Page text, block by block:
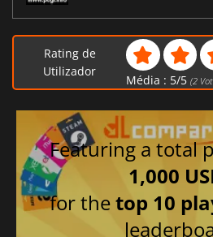
Rating de
Utilizador
Média : 5/5 (2
Featuring a total
1,000
for thetop 10